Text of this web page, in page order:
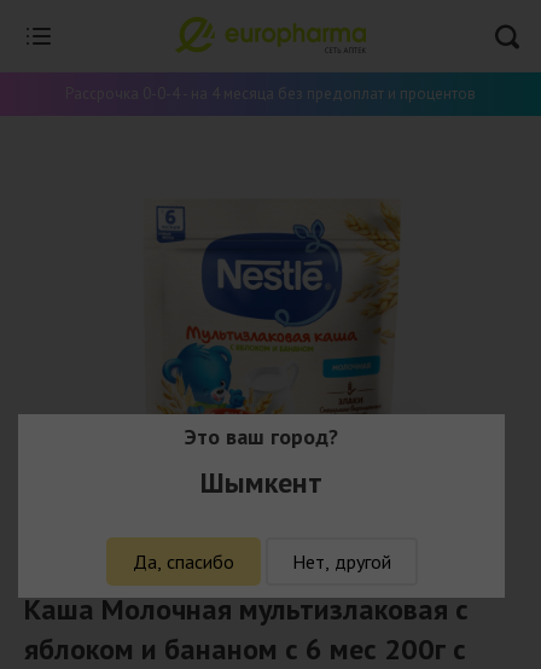
Рассрочка 0-0-4 - на 4 месяца без предоплат и процентов
Каша Молочная мультизлаковая с
яблоком и бананом с 6 мес 200г с
Это ваш город?
Шымкент
Да, спасибо Нет, другой